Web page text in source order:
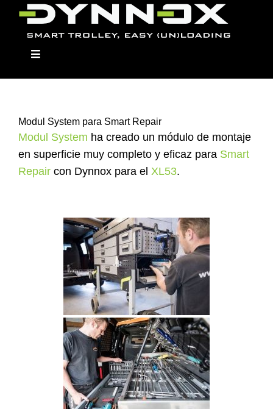
Skip
Toggle
Dynnox
Los modelos
Distribuidor
Contacto
Modul System para Smart Repair
Modul System ha creado un módulo de montaje
en superficie muy completo y eficaz paraSmart
Repaircon Dynnox para el XL53.